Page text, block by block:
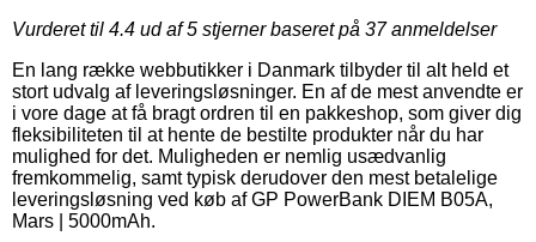
Vurderet til 4.4 ud af 5 stjerner baseret på 37anmeldelser
En lang række webbutikker i Danmark tilbyder til alt held et
stort udvalg af leveringsløsninger. En af de mest anvendte er
i vore dage at få bragt ordren til en pakkeshop, som giver dig
fleksibiliteten til at hente de bestilte produkter når du har
mulighed for det. Muligheden er nemlig usædvanlig
fremkommelig, samt typisk derudover den mest betalelige
leveringsløsning ved køb af GP PowerBank DIEM B05A,
Mars | 5000mAh.